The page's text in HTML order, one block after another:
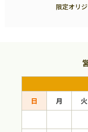
限定オリ
日 月 火